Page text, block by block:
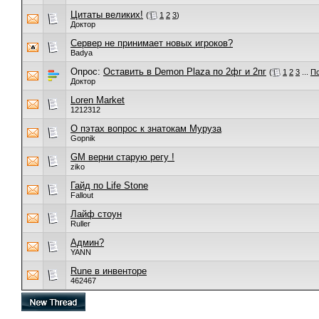
Цитаты великих! ( 1 2 3)
Доктор
Сервер не принимает новых игроков?
Badya
Опрос: Оставить в Demon Plaza по 2фг и 2пг ( 1 2 3
Доктор
Loren Market
1212312
О пэтах вопрос к знатокам Муруза
Gopnik
GM верни старую регу !
ziko
Гайд по Life Stone
Fallout
Лайф стоун
Ruller
Админ?
YANN
Rune в инвенторе
462467